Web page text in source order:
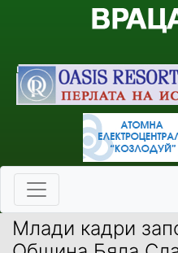
Млади кадри